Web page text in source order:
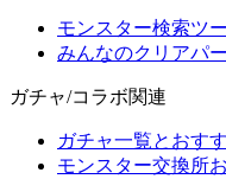
モンスター検索ツ
みんなのクリアパ
ガチャ/コラボ関連
ガチャ一覧とおす
モンスター交換所